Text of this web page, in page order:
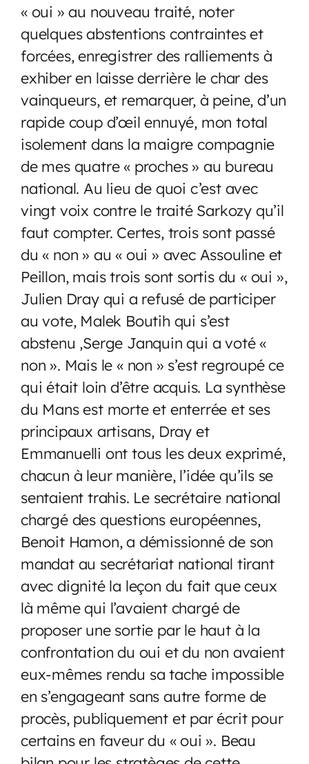
« oui » au nouveau traité, noter
quelques abstentions contraintes et
forcées, enregistrer des ralliements à
exhiber en laisse derrière le char des
vainqueurs, et remarquer, à peine, d’un
rapide coup d’œil ennuyé, mon total
isolement dans la maigre compagnie
de mes quatre « proches » au bureau
national. Au lieu de quoi c’est avec
vingt voix contre le traité Sarkozy qu’il
faut compter. Certes, trois sont passé
du « non » au « oui » avec Assouline et
Peillon, mais trois sont sortis du « oui »,
Julien Dray qui a refusé de participer
au vote, Malek Boutih qui s’est
abstenu ,Serge Janquin qui a voté «
non ». Mais le « non » s’est regroupé ce
qui était loin d’être acquis. La synthèse
du Mans est morte et enterrée et ses
principaux artisans, Dray et
Emmanuelli ont tous les deux exprimé,
chacun à leur manière, l’idée qu’ils se
sentaient trahis. Le secrétaire national
chargé des questions européennes,
Benoit Hamon, a démissionné de son
mandat au secrétariat national tirant
avec dignité la leçon du fait que ceux
là même qui l’avaient chargé de
proposer une sortie par le haut à la
confrontation du oui et du non avaient
eux-mêmes rendu sa tache impossible
en s’engageant sans autre forme de
procès, publiquement et par écrit pour
certains en faveur du « oui ». Beau